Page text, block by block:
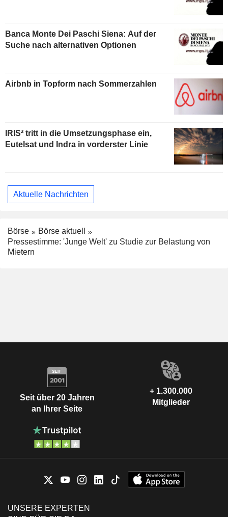
Banca Monte Dei Paschi Siena: Auf der
Suche nach alternativen Optionen
Airbnb in Topform nach Sommerzahlen
IRIS² tritt in die Umsetzungsphase ein,
Eutelsat und Indra in vorderster Linie
Aktuelle Nachrichten
Börse
Börse aktuell
Pressestimme: 'Junge Welt' zu Studie zur Belastung von
Mietern
Seit über 20 Jahren
an Ihrer Seite
+ 1.300.000
Mitglieder
UNSERE EXPERTEN